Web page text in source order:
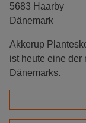
5683 Haarby
Dänemark
Akkerup
ist heute eine der
Dänemarks.